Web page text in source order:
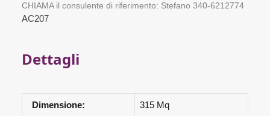
CHIAMA il consulente di riferimento: Stefano 340-6212774
AC207
Dettagli
Dimensione: 315 Mq